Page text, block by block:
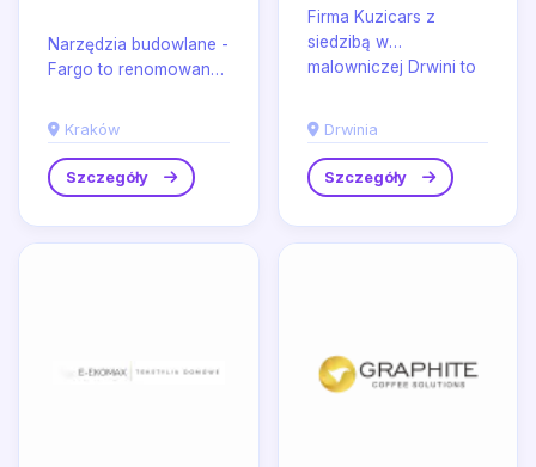
Narzędzia budowlane -
Fargo to renomowany
siedzibą w Krakowie,
który oferuje szeroki...
Kraków
Szczegóły
Firma Kuzicars z
siedzibą w
malowniczej Drwini to
samochodowych,
specjalizujący...
Drwinia
Szczegóły